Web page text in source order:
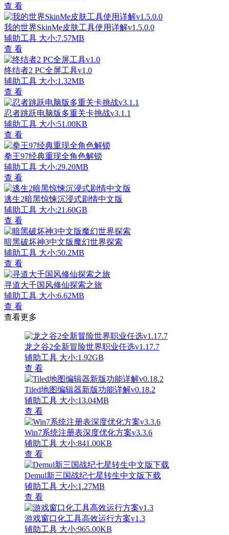
查 看
我的世界SkinMe皮肤工具使用详解v1.5.0.0
辅助工具 大小:7.57MB
查 看
终结者2 PC全屏工具v1.0
辅助工具 大小:1.32MB
查 看
忍者跳跃电脑版多重关卡挑战v3.1.1
辅助工具 大小:51.00KB
查 看
拳王97经典重现全角色解锁
辅助工具 大小:29.20MB
查 看
逃生2暗黑惊悚沉浸式剧情中文版
辅助工具 大小:21.60GB
查 看
暗黑破坏神3中文版魔幻世界探索
辅助工具 大小:50.2MB
查 看
寻道大千国风修仙探索之旅
辅助工具 大小:6.62MB
查 看
查看更多
龙之谷2全新冒险世界职业任选v1.17.7
辅助工具 大小:1.92GB
查 看
Tiled地图编辑器新版功能详解v0.18.2
辅助工具 大小:13.04MB
查 看
Win7系统注册表深度优化方案v3.3.6
辅助工具 大小:841.00KB
查 看
Demul新三国战纪七星转生中文版下载
辅助工具 大小:1.27MB
查 看
游戏窗口化工具高效运行方案v1.3
辅助工具 大小:965.00KB